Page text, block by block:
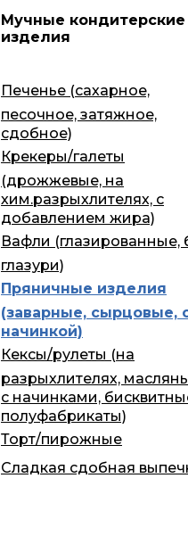
Мучные кондитерские
изделия
Печенье (сахарное,
песочное, затяжное,
сдобное)
Крекеры/галеты
(дрожжевые, на
хим.разрыхлителях, с
добавлением жира)
Вафли (глазированные,
глазури)
Пряничные изделия
(заварные, сырцовые,
начинкой)
Кексы/рулеты (на
разрыхлителях,
с начинками,
полуфабрикаты)
Торт/пирожные
Сладкая сдобная